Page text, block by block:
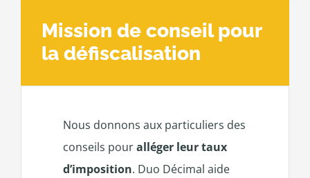
Mission de conseil pour
la défiscalisation
Nous donnons aux particuliers des
conseils pouralléger leur taux
d’imposition. Duo Décimal aide